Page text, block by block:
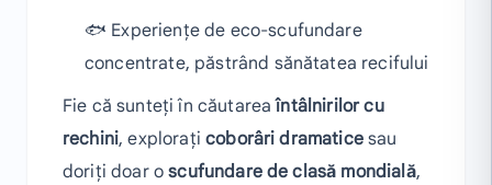
🐟 Experiențe de eco-scufundare
concentrate, păstrând sănătatea recifului
Fie că sunteți în căutareaîntâlnirilor cu
rechini, explorațicoborâri dramaticesau
doriți doar oscufundare de clasă mondială,